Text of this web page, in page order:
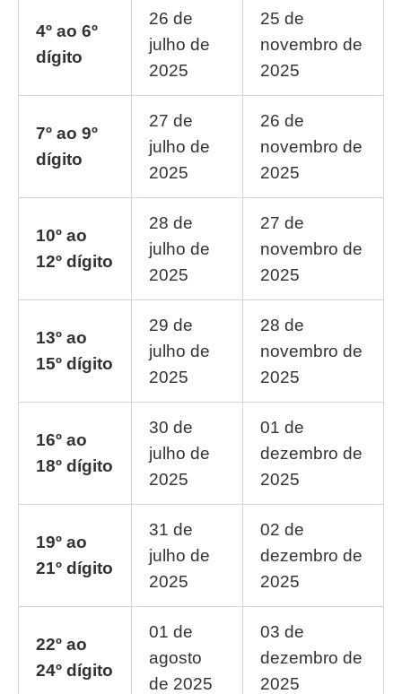
4º ao 6º
dígito
26 de
julho de
2025
25 de
novembro de
2025
7º ao 9º
dígito
27 de
julho de
2025
26 de
novembro de
2025
10º ao
12º dígito
28 de
julho de
2025
27 de
novembro de
2025
13º ao
15º dígito
29 de
julho de
2025
28 de
novembro de
2025
16º ao
18º dígito
30 de
julho de
2025
01 de
dezembro de
2025
19º ao
21º dígito
31 de
julho de
2025
02 de
dezembro de
2025
22º ao
24º dígito
01 de
agosto
de 2025
03 de
dezembro de
2025